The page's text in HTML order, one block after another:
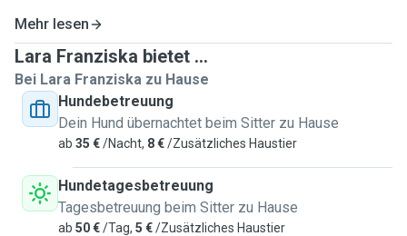
Mehr lesen
Lara Franziska bietet ...
Bei Lara Franziska zu Hause
Hundebetreuung
Dein Hund übernachtet beim Sitter zu Hause
ab 35 €/Nacht, 8 €/Zusätzliches Haustier
Hundetagesbetreuung
Tagesbetreuung beim Sitter zu Hause
ab 50 €/Tag, 5 €/Zusätzliches Haustier